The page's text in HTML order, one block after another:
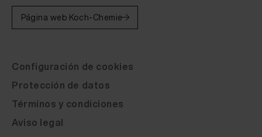
Página web Koch-Chemie
Configuración de cookies
Protección de datos
Términos y condiciones
Aviso legal